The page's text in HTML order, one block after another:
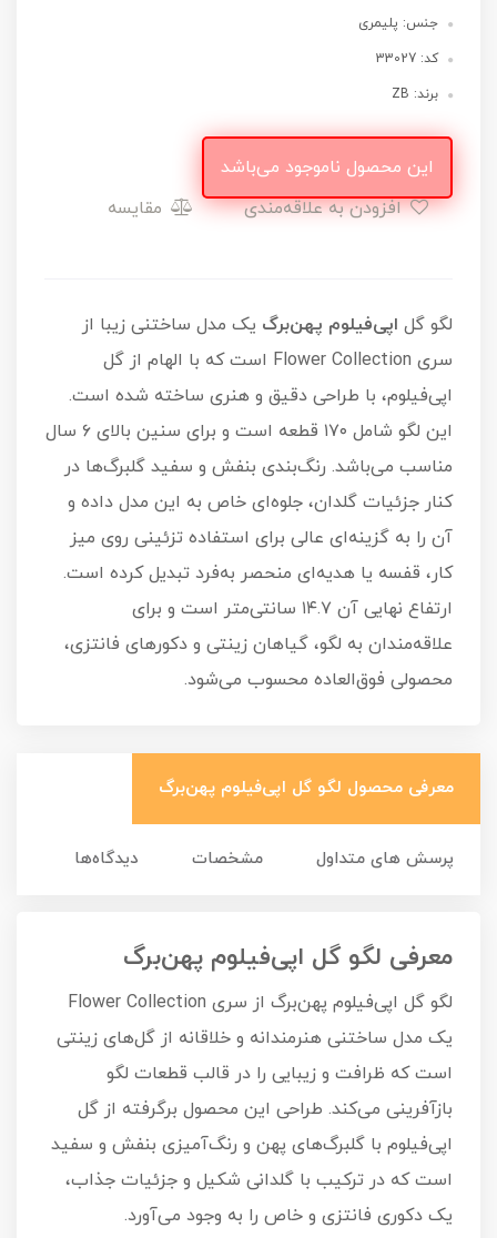
جنس: پلیمری
کد: 33027
برند: ZB
این محصول ناموجود می‌باشد
افزودن به علاقه‌مندی
مقایسه
لگو گل اپی‌فیلوم پهن‌برگ یک مدل ساختنی زیبا از
سری Flower Collection است که با الهام از گل
اپی‌فیلوم، با طراحی دقیق و هنری ساخته شده است.
این لگو شامل ۱۷۰ قطعه است و برای سنین بالای ۶ سال
مناسب می‌باشد. رنگ‌بندی بنفش و سفید گلبرگ‌ها در
کنار جزئیات گلدان، جلوه‌ای خاص به این مدل داده و
آن را به گزینه‌ای عالی برای استفاده تزئینی روی میز
کار، قفسه یا هدیه‌ای منحصر به‌فرد تبدیل کرده است.
ارتفاع نهایی آن ۱۴.۷ سانتی‌متر است و برای
علاقه‌مندان به لگو، گیاهان زینتی و دکورهای فانتزی،
محصولی فوق‌العاده محسوب می‌شود.
معرفی محصول لگو گل اپی‌فیلوم پهن‌برگ
پرسش های متداول مشخصات دیدگاه‌ها
معرفی لگو گل اپی‌فیلوم پهن‌برگ
لگو گل اپی‌فیلوم پهن‌برگ از سری Flower Collection
یک مدل ساختنی هنرمندانه و خلاقانه از گل‌های زینتی
است که ظرافت و زیبایی را در قالب قطعات لگو
بازآفرینی می‌کند. طراحی این محصول برگرفته از گل
اپی‌فیلوم با گلبرگ‌های پهن و رنگ‌آمیزی بنفش و سفید
است که در ترکیب با گلدانی شکیل و جزئیات جذاب،
یک دکوری فانتزی و خاص را به وجود می‌آورد.